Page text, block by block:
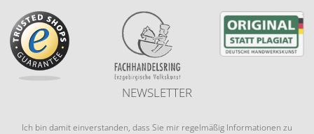
NEWSLETTER
Ich bin damit einverstanden, dass Sie mir regelmäßig Informationen zu